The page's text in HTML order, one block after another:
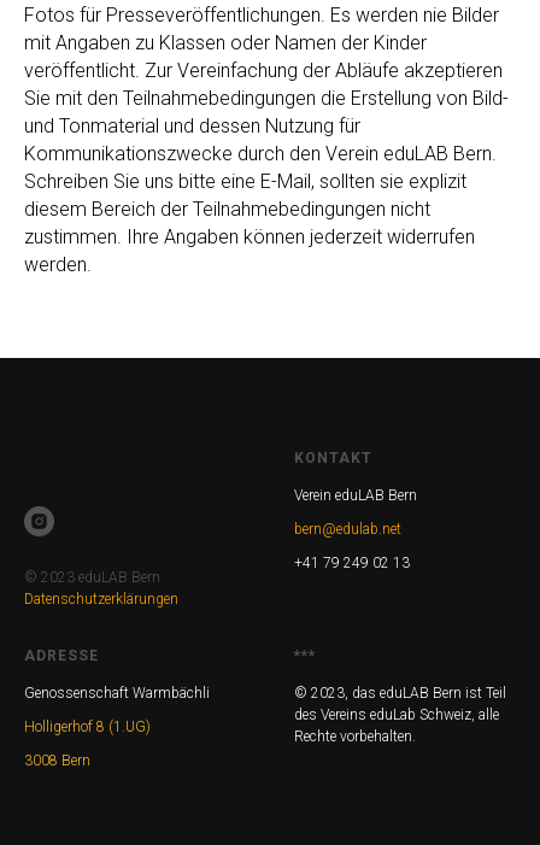
Fotos für Presseveröffentlichungen. Es werden nie Bilder
mit Angaben zu Klassen oder Namen der Kinder
veröffentlicht. Zur Vereinfachung der Abläufe akzeptieren
Sie mit den Teilnahmebedingungen die Erstellung von Bild-
und Tonmaterial und dessen Nutzung für
Kommunikationszwecke durch den Verein eduLAB Bern.
Schreiben Sie uns bitte eine E-Mail, sollten sie explizit
diesem Bereich der Teilnahmebedingungen nicht
zustimmen. Ihre Angaben können jederzeit widerrufen
werden.
© 2023 eduLAB Bern
Datenschutzerklärungen
KONTAKT
Verein eduLAB Bern
bern@edulab.net
+41 79 249 02 13
ADRESSE
Genossenschaft Warmbächli
Holligerhof 8 (1.UG)
3008 Bern
***
© 2023, das eduLAB Bern ist Teil
des Vereins eduLab Schweiz, alle
Rechte vorbehalten.